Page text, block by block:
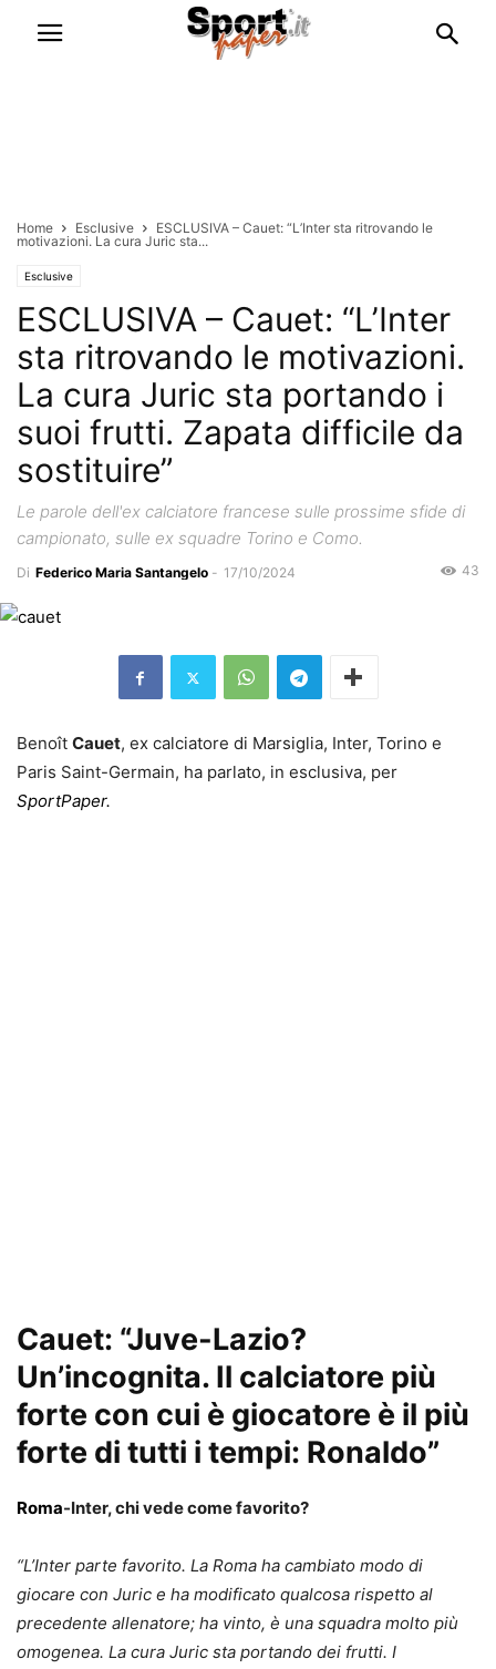
Home Esclusive
ESCLUSIVA – Cauet: “L’Inter sta ritrovando le
motivazioni. La cura Juric sta...
Esclusive
ESCLUSIVA – Cauet: “L’Inter
sta ritrovando le motivazioni.
La cura Juric sta portando i
suoi frutti. Zapata difficile da
sostituire”
Le parole dell'ex calciatore francese sulle prossime sfide di
campionato, sulle ex squadre Torino e Como.
Di Federico Maria Santangelo - 17/10/2024 43
Benoît Cauet, ex calciatore di Marsiglia, Inter, Torino e
Paris Saint-Germain, ha parlato, in esclusiva, per
SportPaper.
Cauet: “Juve-Lazio?
Un’incognita. Il calciatore più
forte con cui è giocatore è il più
forte di tutti i tempi: Ronaldo”
Roma-Inter, chi vede come favorito?
“L’Inter parte favorito. La Roma ha cambiato modo di
giocare con Juric e ha modificato qualcosa rispetto al
precedente allenatore; ha vinto, è una squadra molto più
omogenea. La cura Juric sta portando dei frutti. I